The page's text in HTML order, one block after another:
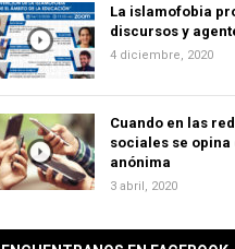
La islamofobia
discursos y
4 diciembre, 2020
Cuando en las
sociales se opina
anónima
3 abril, 2020